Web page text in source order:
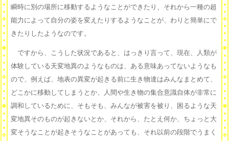
瞬時に別の場所に移動するようなことができたり、それから一種の超
能力によって自分の姿を変えたりするようなことが、わりと簡単にで
きたりしたようなのです。
ですから、こうした状況であると、はっきり言って、現在、人類が
体験している天変地異のようなものは、ある意味あってないようなも
ので、例えば、地表の異変が起きる前に生き物達はみんなまとめて、
どこかに移動してしまうとか、人間や生き物の集合意識自体が非常に
調和しているために、そもそも、みんなが被害を被り、困るような天
変地異そのものが起きないとか、それから、たとえ何か、ちょっと大
変そうなことが起きそうなことがあっても、それ以前の段階でうまく